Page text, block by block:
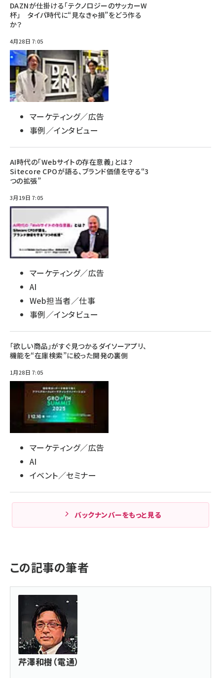
DAZNが仕掛ける「テクノロジーのサッカーW
杯」 タイパ時代に“見なきゃ損”をどう作る
か？
4月28日 7:05
マーケティング／広告
事例／インタビュー
AI時代の「Webサイトの存在意義」とは？
Sitecore CPOが語る、ブランド価値を守る“3
つの拡張”
3月19日 7:05
マーケティング／広告
AI
Web担当者／仕事
事例／インタビュー
「欲しい商品」がすぐ見つかるダイソーアプリ、
機能を“在庫検索”に絞った開発の裏側
1月28日 7:05
マーケティング／広告
AI
イベント／セミナー
バックナンバーをもっと見る
この記事の筆者
芹澤和樹（電通）